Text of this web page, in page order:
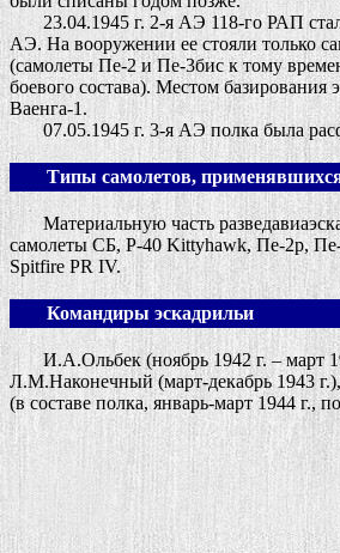
23.04.1945 г. 2-я АЭ 118-го РАП
АЭ. На вооружении ее стояли только
(самолеты Пе-2 и Пе-3бис к тому
боевого состава). Местом базирования
Ваенга-1.
07.05.1945 г. 3-я АЭ полка была
Типы самолетов, применявшихся
Материальную часть
самолеты СБ, Р-40 Kittyhawk, Пе-2р,
Spitfire PR IV.
Командиры эскадрильи
И.А.Ольбек (ноябрь 1942 г. – март
Л.М.Наконечный (март-декабрь 1943
(в составе полка, январь-март 1944 г.,